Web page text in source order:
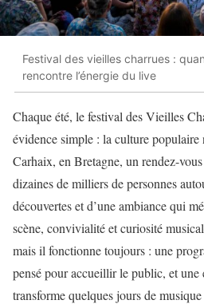
Festival des vieilles charrues :
rencontre l’énergie du live
Chaque été, le festival des Vieilles
évidence simple : la culture populaire
Carhaix, en Bretagne, un rendez-
dizaines de milliers de personnes
découvertes et d’une ambiance qui
scène, convivialité et curiosité
mais il fonctionne toujours : une
pensé pour accueillir le public, et
transforme quelques jours de